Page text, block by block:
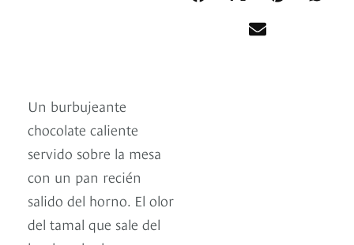
Un burbujeante
chocolate caliente
servido sobre la mesa
con un pan recién
salido del horno. El olor
del tamal que sale del